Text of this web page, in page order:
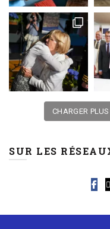
CHARGER PLUS
SUR LES